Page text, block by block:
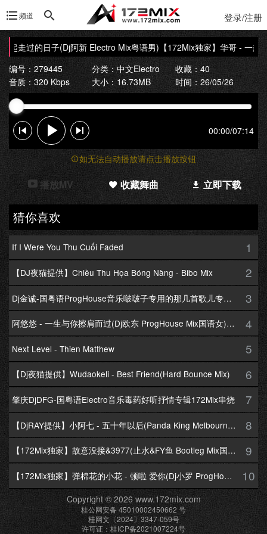
频道 登录/注册
起走过的日子(Dj阿新 Electro Mix粤语男)【172Mix独家】华哥 - 一起
编号：279445
分类：中文Electro
收藏：40
音质：320 Kbps
大小：16.73MB 时间：26/05/26
00:00/07:14
如无法自动播放请点击播放按钮
播放MV 收藏舞曲 立即下载
猜你喜欢
If I Were You Thu Cuối Faded 1
【DJ夜猫提供】Chiều Thu Họa Bóng Nàng - Bibo Mix 2
Dj金诚-国粤语ProgHouse音乐啵啵子专用的那几首歌儿专辑172Mix串烧 3
阿悠悠 - 一生与你擦肩而过(Dj欧东 ProgHouse Mix国语女)Dj小耀修改 4
Next Level - Thien Matthew 5
【Dj夜猫提供】Wudaokeli - Best Friend(Hard Bounce Mix) 6
肇庆DjDFG-国粤语Electro音乐毒药好听抒情专辑172Mix串烧 7
【DjRAY提供】小阿七 - 五十年以后(Panda King Melbourne Mix国语女) 8
【172Mix独家】故意没接&3977(止水&FY鱼 Bootleg Mix国语男) 9
【172Mix独家】弹棉花的小花 - 顿啦 爱你(Dj小罗 ProgHouse Mix国语女)v2 10
Copyright © 2026 www.172mix.com
桂公网安备 45010002450662 号
桂网文〔2024〕3347-059号
许可证：桂ICP备2021007224号